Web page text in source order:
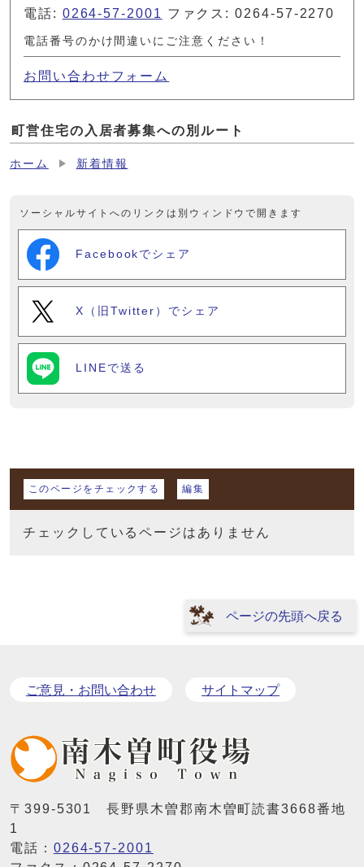
電話: 0264-57-2001 ファクス: 0264-57-2270
電話番号のかけ間違いにご注意ください！
お問い合わせフォーム
町営住宅の入居者募集への別ルート
ホーム 新着情報
ソーシャルサイトへのリンクは別ウィンドウで開きます
Facebookでシェア
X（旧Twitter）でシェア
LINEで送る
マイページ
このページをチェックする 編集
チェックしているページはありません
ページの先頭へ戻る
ご意見・お問い合わせ サイトマップ
〒399-5301 長野県木曽郡南木曽町読書3668番地
1
電話： 0264-57-2001